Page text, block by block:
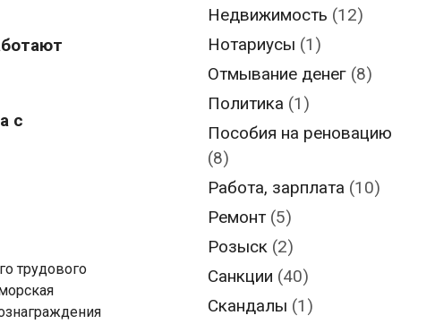
с
трудового
Недвижимость (12)
Нотариусы (1)
Отмывание денег (8)
Политика (1)
Пособия на реновацию
(8)
Работа, зарплата (10)
Ремонт (5)
Розыск (2)
Санкции (40)
Скандалы (1)